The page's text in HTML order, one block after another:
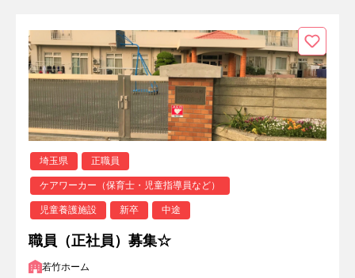
埼玉県 正職員
ケアワーカー（保育士・児童指導員など）
児童養護施設 新卒 中途
職員（正社員）募集☆
若竹ホーム